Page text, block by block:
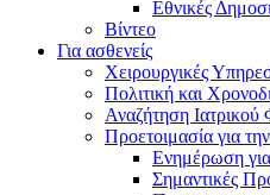
Εθνικές
Βίντεο
Για ασθενείς
Χειρουργικές
Πολιτική και
Αναζήτηση
Προετοιμασία για
Ενημέρωση
Σημαντικές